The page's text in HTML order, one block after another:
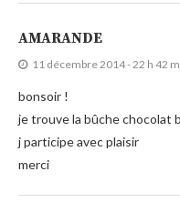
AMARANDE
11 décembre 2014 - 22 h 42
bonsoir !
je trouve la bûche chocolat
j participe avec plaisir
merci